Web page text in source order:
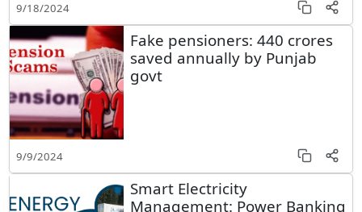
9/18/2024
Fake pensioners: 440 crores
saved annually by Punjab
govt
9/9/2024
Smart Electricity
Management: Power Banking